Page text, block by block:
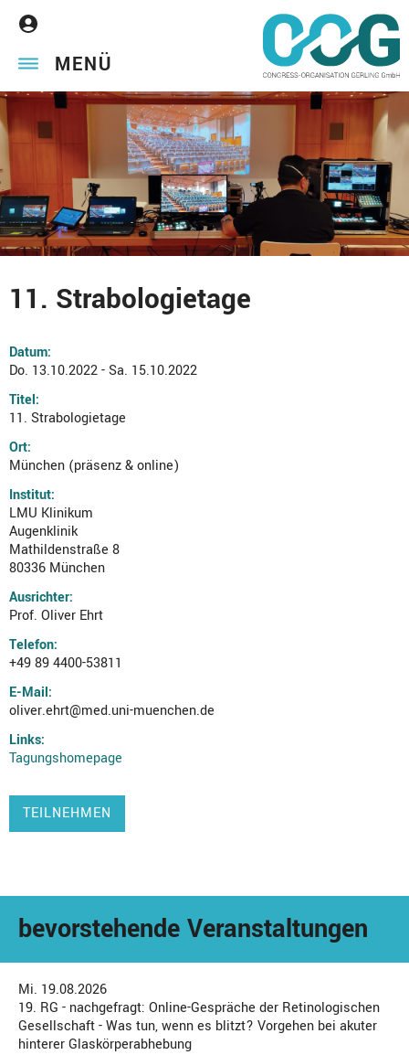
MENÜ
11. Strabologietage
Datum:
Do. 13.10.2022 - Sa. 15.10.2022
Titel:
11. Strabologietage
Ort:
München (präsenz & online)
Institut:
LMU Klinikum
Augenklinik
Mathildenstraße 8
80336 München
Ausrichter:
Prof. Oliver Ehrt
Telefon:
+49 89 4400-53811
E-Mail:
oliver.ehrt@med.uni-muenchen.de
Links:
Tagungshomepage
TEILNEHMEN
bevorstehende Veranstaltungen
Mi. 19.08.2026
19. RG - nachgefragt: Online-Gespräche der Retinologischen
Gesellschaft - Was tun, wenn es blitzt? Vorgehen bei akuter
hinterer Glaskörperabhebung